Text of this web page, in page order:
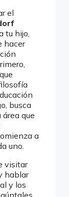
el
tu hijo,
hacer
busca
que
a
uno.
visitar
hablar
y los